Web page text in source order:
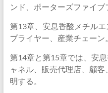
ンド、ポーターズファイブ
第13章、安息香酸メチル
プライヤー、産業チェーン。
第14章と第15章では、安
ャネル、販売代理店、顧
明する。